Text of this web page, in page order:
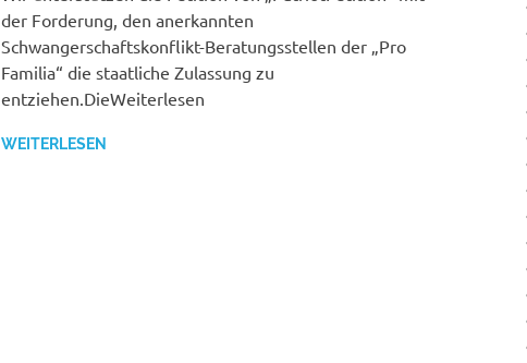
der Forderung, den anerkannten
Schwangerschaftskonflikt-Beratungsstellen der „Pro
Familia“ die staatliche Zulassung zu
entziehen.DieWeiterlesen
WEITERLESEN